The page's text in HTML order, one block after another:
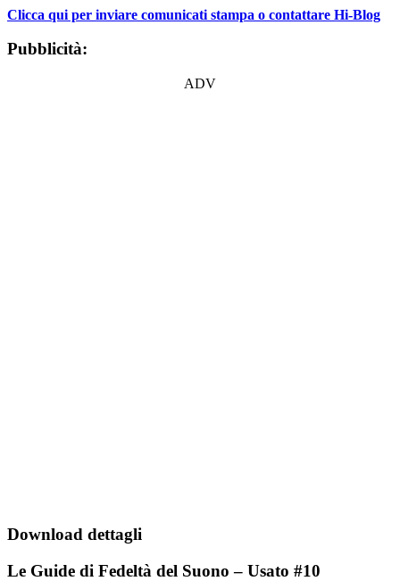
Clicca qui per inviare comunicati stampa o contattare Hi-Blog
Pubblicità:
ADV
Download dettagli
Le Guide di Fedeltà del Suono – Usato #10